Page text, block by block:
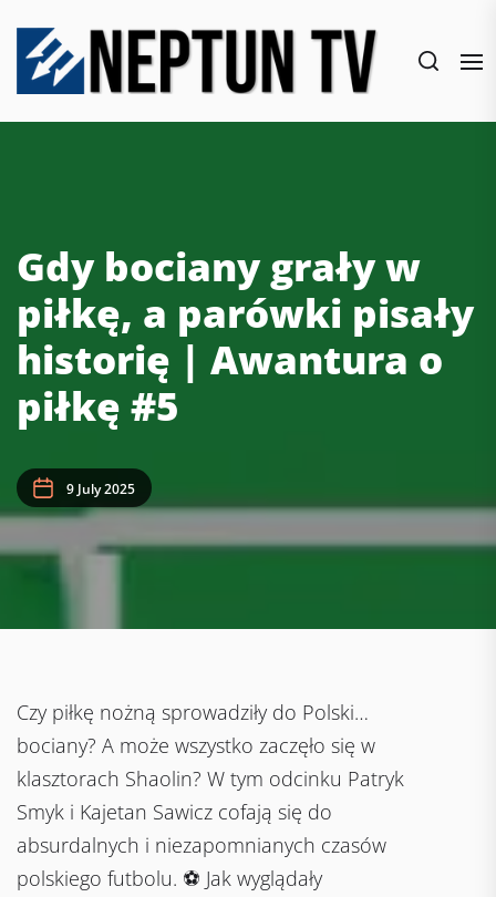
content
Gdy bociany grały w
piłkę, a parówki pisały
historię | Awantura o
piłkę #5
9 July 2025
Czy piłkę nożną sprowadziły do Polski…
bociany? A może wszystko zaczęło się w
klasztorach Shaolin? W tym odcinku Patryk
Smyk i Kajetan Sawicz cofają się do
absurdalnych i niezapomnianych czasów
polskiego futbolu. ⚽ Jak wyglądały